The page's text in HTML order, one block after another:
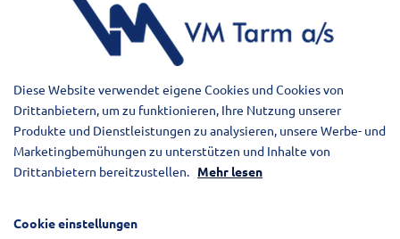
Beschreibung
Vogelsang VX 136-140Q Pumpe mit einer
Leistung von ca. 1500 l/min.
Diese Website verwendet eigene Cookies und Cookies von
Drittanbietern, um zu funktionieren, Ihre Nutzung unserer
Produkte und Dienstleistungen zu analysieren, unsere Werbe- und
Marketingbemühungen zu unterstützen und Inhalte von
Drittanbietern bereitzustellen. Mehr lesen
Cookie einstellungen